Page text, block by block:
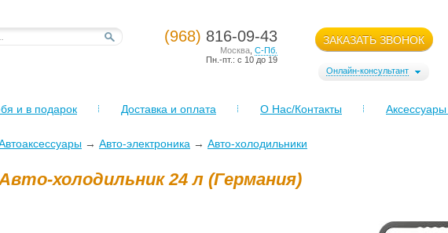
(968) 816-09-43
Москва С-Пб.
Пн.-пт.: с 10 до 19
ЗАКАЗАТЬ ЗВОНОК
Онлайн-консультант
и в подарок Доставка и оплата О Нас/Контакты
→ Авто-электроника → Авто-холодильники
холодильник 24 л (Германия)